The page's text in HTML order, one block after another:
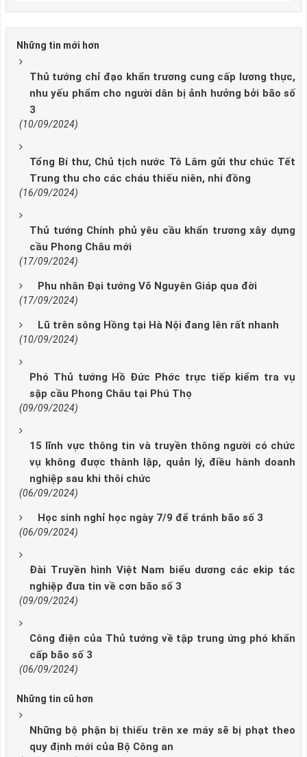
Những tin mới hơn
Thủ tướng chỉ đạo khẩn trương cung cấp lương thực,
nhu yếu phẩm cho người dân bị ảnh hưởng bởi bão số
3
(10/09/2024)
Tổng Bí thư, Chủ tịch nước Tô Lâm gửi thư chúc Tết
Trung thu cho các cháu thiếu niên, nhi đồng
(16/09/2024)
Thủ tướng Chính phủ yêu cầu khẩn trương xây dựng
cầu Phong Châu mới
(17/09/2024)
Phu nhân Đại tướng Võ Nguyên Giáp qua đời
(17/09/2024)
Lũ trên sông Hồng tại Hà Nội đang lên rất nhanh
(10/09/2024)
Phó Thủ tướng Hồ Đức Phớc trực tiếp kiểm tra vụ
sập cầu Phong Châu tại Phú Thọ
(09/09/2024)
15 lĩnh vực thông tin và truyền thông người có chức
vụ không được thành lập, quản lý, điều hành doanh
nghiệp sau khi thôi chức
(06/09/2024)
Học sinh nghỉ học ngày 7/9 để tránh bão số 3
(06/09/2024)
Đài Truyền hình Việt Nam biểu dương các ekip tác
nghiệp đưa tin về cơn bão số 3
(09/09/2024)
Công điện của Thủ tướng về tập trung ứng phó khẩn
cấp bão số 3
(06/09/2024)
Những tin cũ hơn
Những bộ phận bị thiếu trên xe máy sẽ bị phạt theo
quy định mới của Bộ Công an